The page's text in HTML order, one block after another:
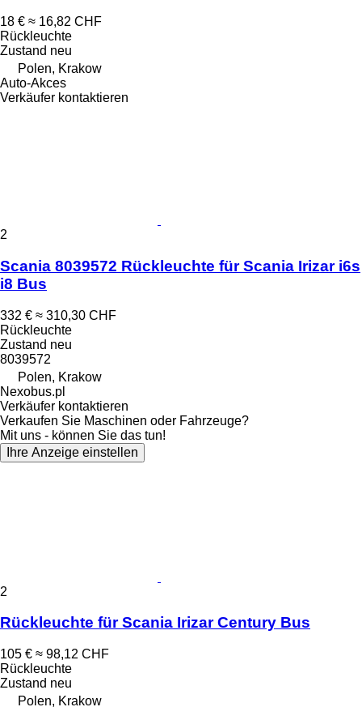
18 € ≈ 16,82 CHF
Rückleuchte
Zustand neu
Polen, Krakow
Auto-Akces
Verkäufer kontaktieren
2
Scania 8039572 Rückleuchte für Scania Irizar i6s
i8 Bus
332 € ≈ 310,30 CHF
Rückleuchte
Zustand neu
8039572
Polen, Krakow
Nexobus.pl
Verkäufer kontaktieren
Verkaufen Sie Maschinen oder Fahrzeuge?
Mit uns - können Sie das tun!
Ihre Anzeige einstellen
2
Rückleuchte für Scania Irizar Century Bus
105 € ≈ 98,12 CHF
Rückleuchte
Zustand neu
Polen, Krakow